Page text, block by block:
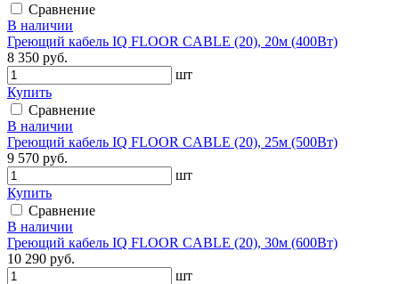
Сравнение
В наличии
Греющий кабель IQ FLOOR CABLE (20), 20м (400Вт)
8 350 руб.
шт
Купить
Сравнение
В наличии
Греющий кабель IQ FLOOR CABLE (20), 25м (500Вт)
9 570 руб.
шт
Купить
Сравнение
В наличии
Греющий кабель IQ FLOOR CABLE (20), 30м (600Вт)
10 290 руб.
шт